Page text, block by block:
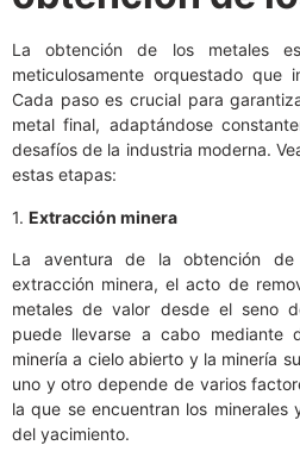
La obtención de los metales
meticulosamente orquestado que
Cada paso es crucial para
metal final, adaptándose
desafíos de la industria moderna.
estas etapas:
1. Extracción minera
La aventura de la obtención
extracción minera, el acto de
metales de valor desde el seno
puede llevarse a cabo mediante
minería a cielo abierto y la minería
uno y otro depende de varios
la que se encuentran los minerales
del yacimiento.